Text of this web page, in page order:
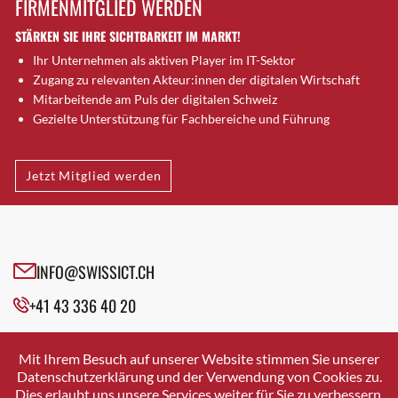
Brütten
Bubendorf
Bubikon
Buchs (SG)
Burgdorf
Bülach
Cazis
Cham
Davos Platz
Davos Platz 1
Dietikon
Dietlikon
FIRMENMITGLIED WERDEN
STÄRKEN SIE IHRE SICHTBARKEIT IM MARKT!
Ihr Unternehmen als aktiven Player im IT-Sektor
Zugang zu relevanten Akteur:innen der digitalen Wirtschaft
Mitarbeitende am Puls der digitalen Schweiz
Gezielte Unterstützung für Fachbereiche und Führung
Jetzt Mitglied werden
INFO@SWISSICT.CH
+41 43 336 40 20
SWISSICT
VULKANSTRASSE 120
8048 ZURICH
Mit Ihrem Besuch auf unserer Website stimmen Sie unserer
Datenschutzerklärung und der Verwendung von Cookies zu.
Dies erlaubt uns unsere Services weiter für Sie zu verbessern.